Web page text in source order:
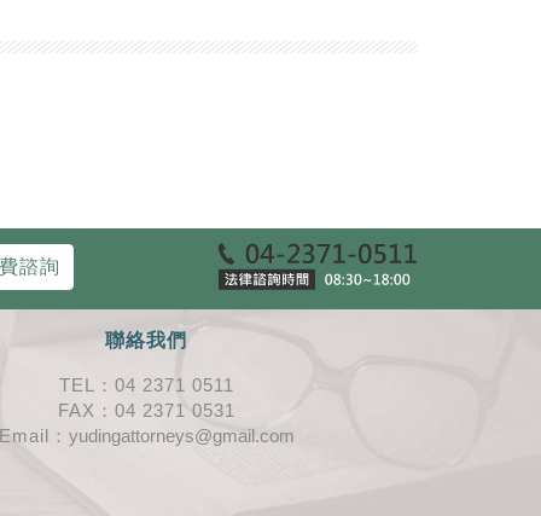
諮詢
聯絡我們
TEL：04 2371 0511
FAX：04 2371 0531
： yudingattorneys@gmail.com